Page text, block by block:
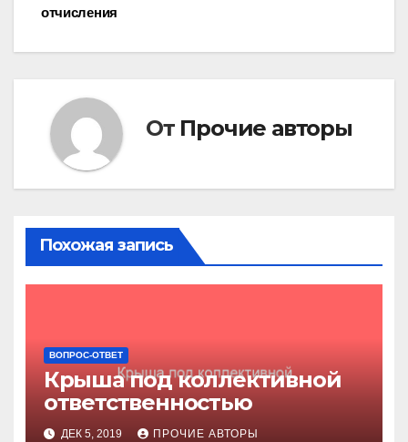
отчисления
От Прочие авторы
Похожая запись
ВОПРОС-ОТВЕТ
Крыша под коллективной
ответственностью
ДЕК 5, 2019 ПРОЧИЕ АВТОРЫ